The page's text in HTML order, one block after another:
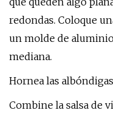
redondas. Coloque
un molde de
mediana.
Hornea las
Combine la salsa de